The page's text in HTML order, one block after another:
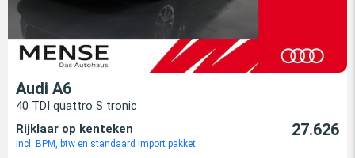
Audi A6
40 TDI quattro S tronic
Rijklaar op kenteken
incl. BPM, btw en standaard import pakket
27.626